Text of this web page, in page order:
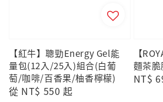
【紅牛】聰勁Energy Gel能
量包(12入/25入)組合(白葡
萄/咖啡/百香果/柚香檸檬)
Regular
從 NT$ 550 起
【
麵茶
NT$